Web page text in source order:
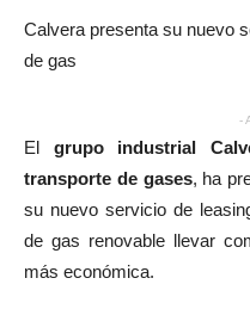
Calvera presenta su nuevo
de gas
-
El grupo industrial
transporte de gases, ha
su nuevo servicio de
de gas renovable llevar
más económica.